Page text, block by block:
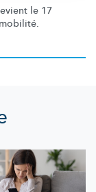
le 17